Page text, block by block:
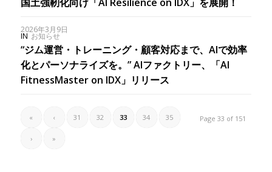
国土強靭化向け「AI Resilience on IDX」を展開！
2026年3月9日
IN お知らせ
“ジム運営・トレーニング・顧客対応まで、AIで効率
化とパーソナライズを。” AIファクトリー、「AI
FitnessMaster on IDX」リリース
Page 33 of 151
« ‹ 31 32 33 34 35
› »